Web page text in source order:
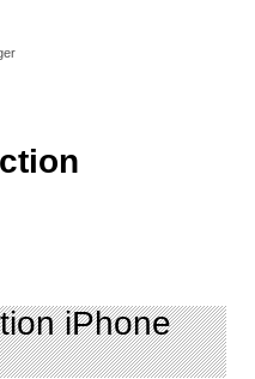
iPhone